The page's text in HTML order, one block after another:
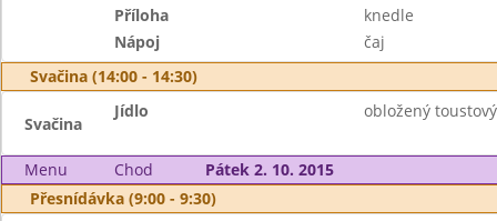
Příloha
knedle
Nápoj
čaj
Svačina (14:00 - 14:30)
Svačina
Jídlo obložený
Menu Chod
Pátek 2. 10. 2015
Přesnídávka (9:00 - 9:30)